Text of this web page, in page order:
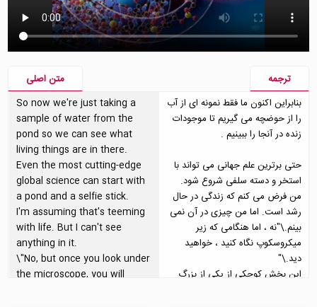
ترجمه
متن اصلی
بنابراین اکنون ما فقط نمونه ای از آب
را از حوضچه می گیریم تا موجودات
زنده در آنجا را ببینیم .
حتی برترین علم جهانی می تواند با
استخر و دسته سلفی شروع شود.
من فرض می کنم که زندگی در حال
رشد است. اما من چیزی در آن نمی
بینم.\"نه ، اما هنگامی که زیر
میکروسکوپ نگاه کنید ، خواهید
دید.\"
این بخش کوچکی از یکی از بزرگ
So now we're just taking a
sample of water from the
pond so we can see what
living things are in there.
Even the most cutting-edge
global science can start with
a pond and a selfie stick.
I'm assuming that's teeming
with life. But I can't see
anything in it.
\"No, but once you look under
the microscope, you will